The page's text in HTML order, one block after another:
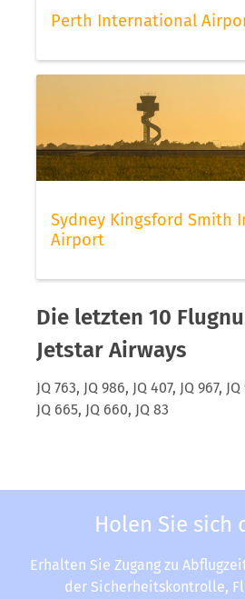
Perth International
Sydney Kingsford Smith
Airport
Die letzten 10
Jetstar Airways
JQ 763, JQ 986, JQ 407, JQ 967,
JQ 665, JQ 660, JQ 83
Holen Sie sich
Erhalten Sie Zugang zu
der Sicherheitskontrolle,